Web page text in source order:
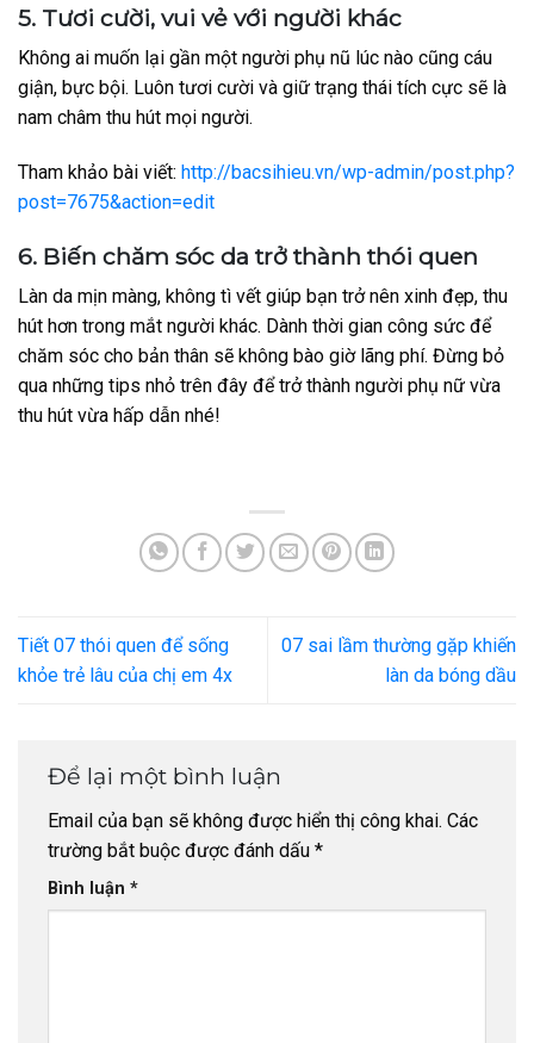
5. Tươi cười, vui vẻ với người khác
Không ai muốn lại gần một người phụ nũ lúc nào cũng cáu
giận, bực bội. Luôn tươi cười và giữ trạng thái tích cực sẽ là
nam châm thu hút mọi người.
Tham khảo bài viết: http://bacsihieu.vn/wp-admin/post.php?
post=7675&action=edit
6. Biến chăm sóc da trở thành thói quen
Làn da mịn màng, không tì vết giúp bạn trở nên xinh đẹp, thu
hút hơn trong mắt người khác. Dành thời gian công sức để
chăm sóc cho bản thân sẽ không bào giờ lãng phí. Đừng bỏ
qua những tips nhỏ trên đây để trở thành người phụ nữ vừa
thu hút vừa hấp dẫn nhé!
Tiết 07 thói quen để sống
khỏe trẻ lâu của chị em 4x
07 sai lầm thường gặp khiến
làn da bóng dầu
Để lại một bình luận
Email của bạn sẽ không được hiển thị công khai. Các
trường bắt buộc được đánh dấu *
Bình luận *